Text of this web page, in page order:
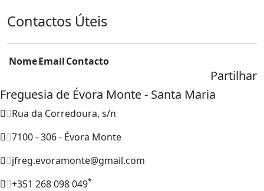
Contactos Úteis
NomeEmailContacto
Partilhar
Freguesia de Évora Monte - Santa Maria
Rua da Corredoura, s/n
7100 - 306 - Évora Monte
jfreg.evoramonte@gmail.com
+351 268 098 049*